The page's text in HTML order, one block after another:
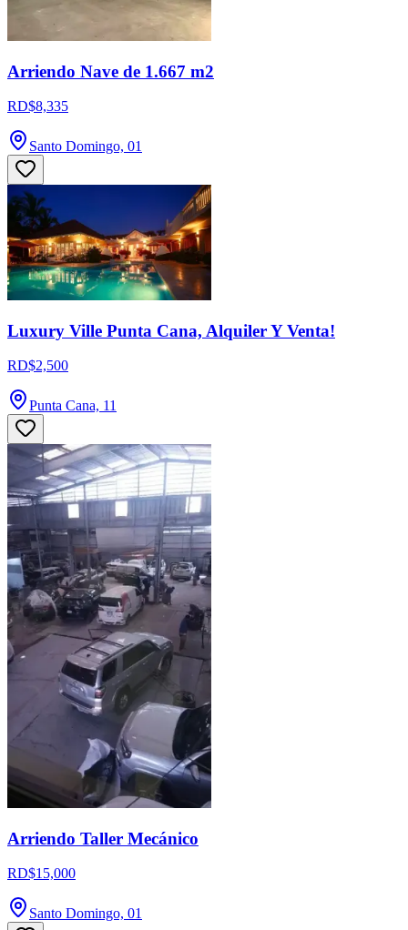
Arriendo Nave de 1.667 m2
RD$8,335
Santo Domingo, 01
Luxury Ville Punta Cana, Alquiler Y Venta!
RD$2,500
Punta Cana, 11
Arriendo Taller Mecánico
RD$15,000
Santo Domingo, 01